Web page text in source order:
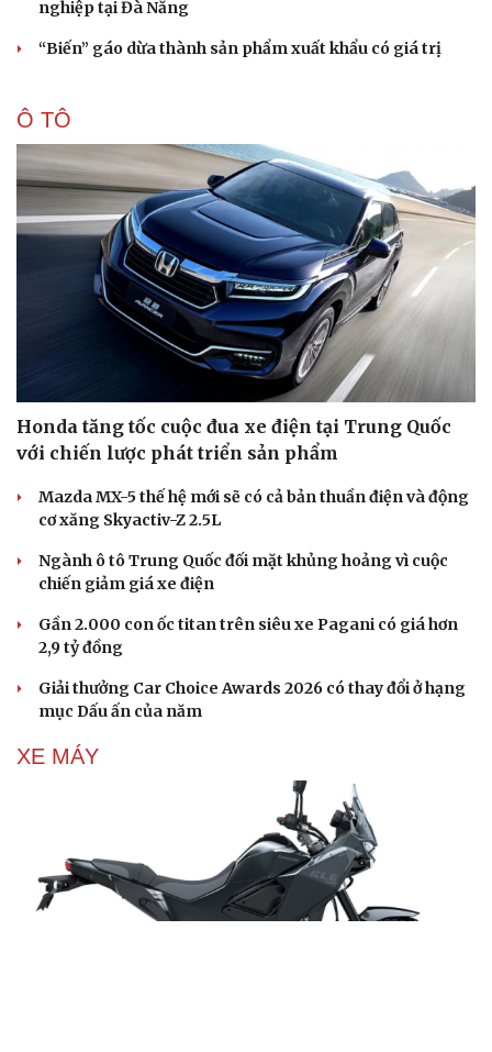
nghiệp tại Đà Nẵng
“Biến” gáo dừa thành sản phẩm xuất khẩu có giá trị
Ô TÔ
Honda tăng tốc cuộc đua xe điện tại Trung Quốc
với chiến lược phát triển sản phẩm
Mazda MX-5 thế hệ mới sẽ có cả bản thuần điện và động
cơ xăng Skyactiv-Z 2.5L
Ngành ô tô Trung Quốc đối mặt khủng hoảng vì cuộc
chiến giảm giá xe điện
Gần 2.000 con ốc titan trên siêu xe Pagani có giá hơn
2,9 tỷ đồng
Giải thưởng Car Choice Awards 2026 có thay đổi ở hạng
mục Dấu ấn của năm
XE MÁY